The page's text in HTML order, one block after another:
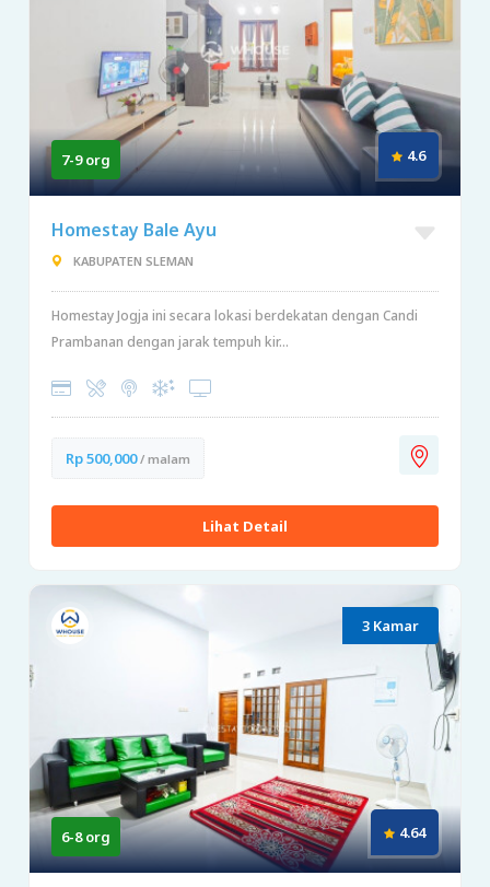
7-9 org 4.6
Homestay Bale Ayu
KABUPATEN SLEMAN
Homestay Jogja ini secara lokasi berdekatan dengan Candi
Prambanan dengan jarak tempuh kir...
Rp 500,000/ malam
Lihat Detail
3 Kamar
6-8 org 4.64